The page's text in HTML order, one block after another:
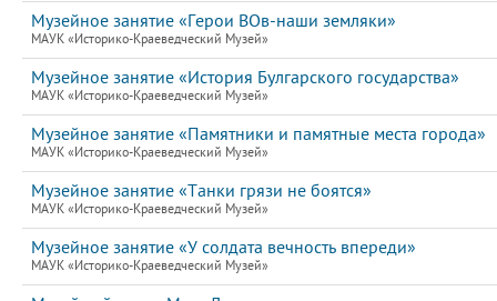
Музейное занятие «Герои ВОв-наши земляки»
МАУК «Историко-Краеведческий Музей»
Музейное занятие «История Булгарского государства»
МАУК «Историко-Краеведческий Музей»
Музейное занятие «Памятники и памятные места города»
МАУК «Историко-Краеведческий Музей»
Музейное занятие «Танки грязи не боятся»
МАУК «Историко-Краеведческий Музей»
Музейное занятие «У солдата вечность впереди»
МАУК «Историко-Краеведческий Музей»